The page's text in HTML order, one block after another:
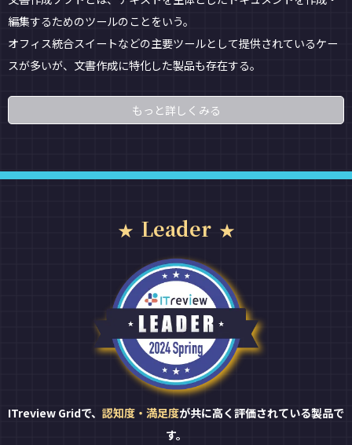
編集するためのツールのことをいう。
オフィス統合スイートなどの主要ツールとして提供されているケー
スが多いが、文書作成に特化した製品も存在する。
もっと詳しくみる
Leader
ITreview Gridで、 認知度・満足度が共に高く評価されている製品で
す。